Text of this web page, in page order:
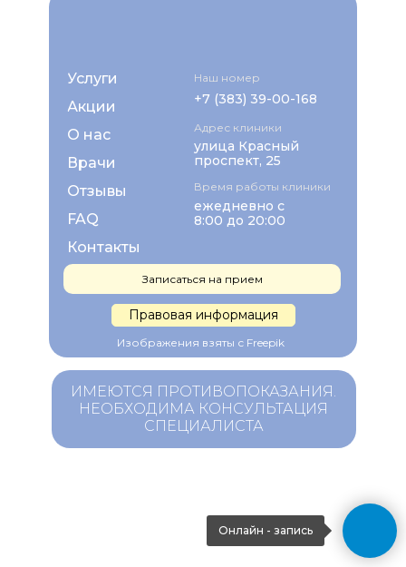
Услуги
Правовая информация
Акции
Врачи
О нас
+7 (383) 39-00-168
Отзывы
FAQ
Контакты
Наш номер
ежедневно с
8:00 до 20:00
Время работы клиники
Адрес клиники
улица Красный
проспект, 25
Записаться на прием
Изображения взяты с Freepik
ИМЕЮТСЯ ПРОТИВОПОКАЗАНИЯ.
НЕОБХОДИМА КОНСУЛЬТАЦИЯ
СПЕЦИАЛИСТА
Онлайн - запись